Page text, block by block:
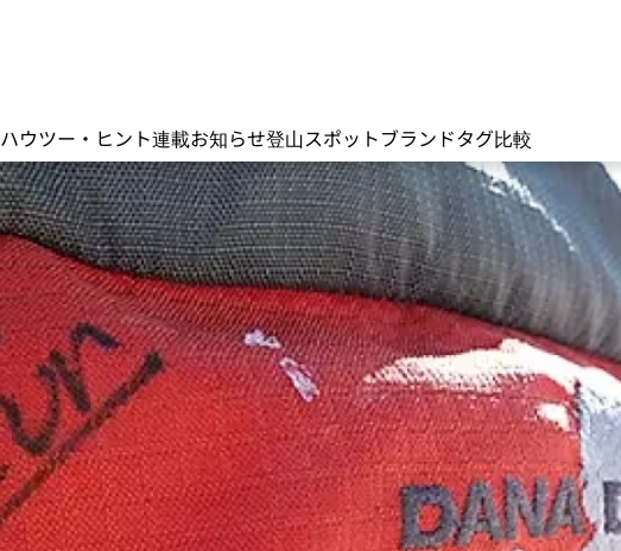
ハウツー・ヒント連載お知らせ登山スポットブランドタグ比較